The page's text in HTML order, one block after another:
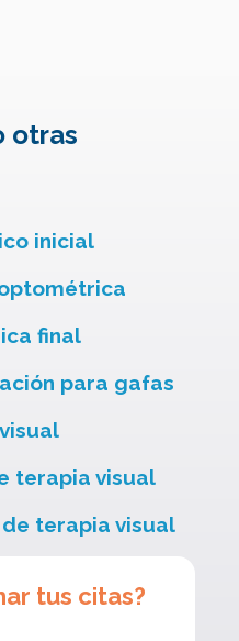
otras
inicial
final
para gafas
terapia visual
de terapia visual
tus citas?